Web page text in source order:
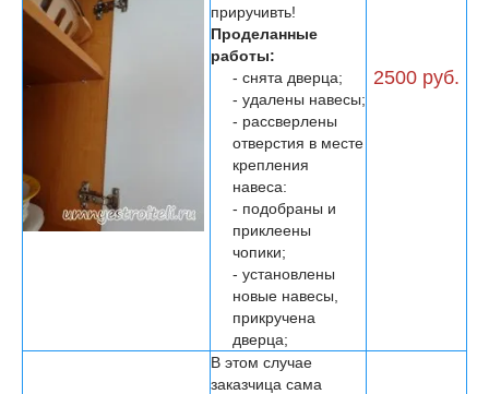
приручивть!
Проделанные
работы:
- снята дверца;
- удалены навесы;
- рассверлены
отверстия в месте
крепления
навеса:
- подобраны и
приклеены
чопики;
- установлены
новые навесы,
прикручена
дверца;
2500 руб.
В этом случае
заказчица сама